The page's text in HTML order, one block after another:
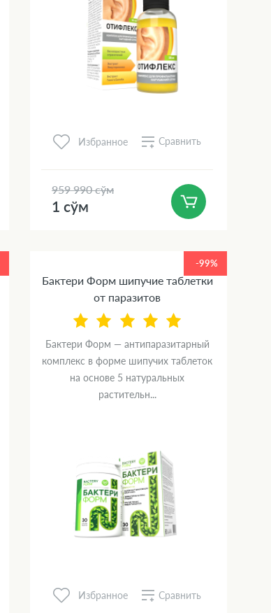
Избранное Сравнить
959 990 сўм
1 сўм
-99%
Бактери Форм шипучие таблетки
от паразитов
Бактери Форм — антипаразитарный
комплекс в форме шипучих таблеток
на основе 5 натуральных
растительн...
Избранное Сравнить